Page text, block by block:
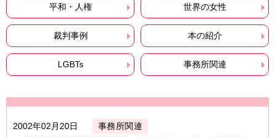
平和・人権 世界の女性
裁判事例 本の紹介
LGBTs 事務所関連
2002年02月20日 事務所関連